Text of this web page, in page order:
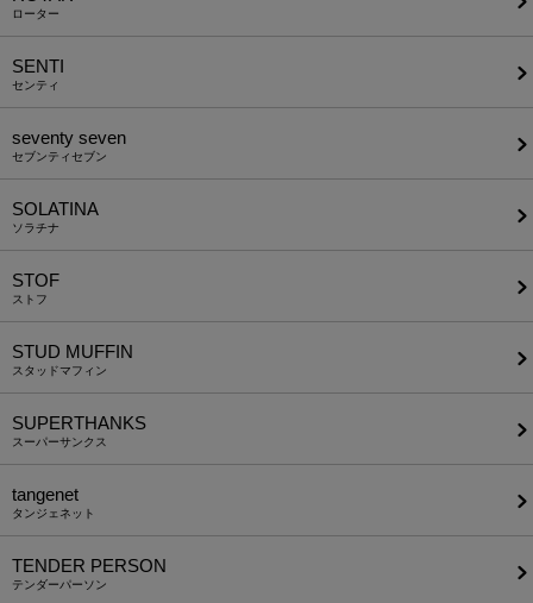
ローター
SENTI
センティ
seventy seven
セブンティセブン
SOLATINA
ソラチナ
STOF
ストフ
STUD MUFFIN
スタッドマフィン
SUPERTHANKS
スーパーサンクス
tangenet
タンジェネット
TENDER PERSON
テンダーパーソン